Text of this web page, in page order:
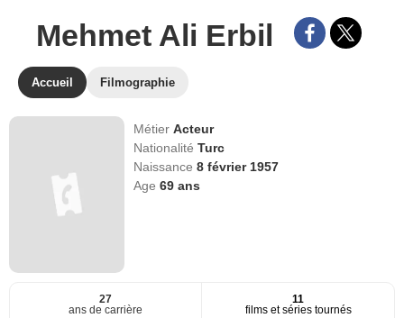
Mehmet Ali Erbil
Accueil Filmographie
MétierActeur
NationalitéTurc
Naissance8 février 1957
Age69 ans
27
ans de carrière
11
films et séries tournés